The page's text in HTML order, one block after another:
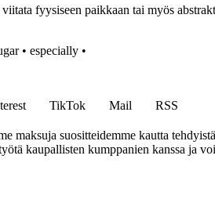
fyysiseen paikkaan tai myös
• especially •
TikTok Mail
RSS
maksuja suositteidemme kautta
kaupallisten kumppanien kanssa ja